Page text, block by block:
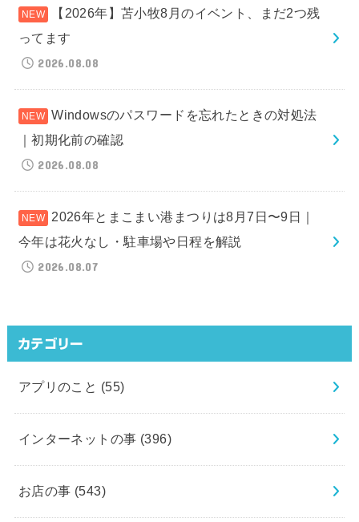
【2026年】苫小牧8月のイベント、まだ2つ残
ってます
2026.08.08
Windowsのパスワードを忘れたときの対処法
｜初期化前の確認
2026.08.08
2026年とまこまい港まつりは8月7日〜9日｜
今年は花火なし・駐車場や日程を解説
2026.08.07
カテゴリー
アプリのこと (55)
インターネットの事 (396)
お店の事 (543)